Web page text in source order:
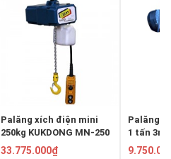
Palăng xích điện mini
250kg KUKDONG MN-250
33.775.000₫
Palăng
1 tấn 3m
CH1000